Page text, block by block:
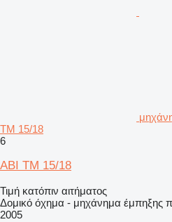
TM 15/18
6
ABI TM 15/18
Τιμή κατόπιν αιτήματος
Δομικό όχημα - μηχάνημα έμπηξης
2005